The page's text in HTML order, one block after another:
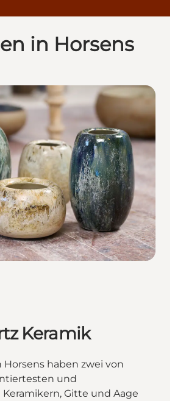
in Horsens
Keramik
haben zwei von
und
Gitte und Aage